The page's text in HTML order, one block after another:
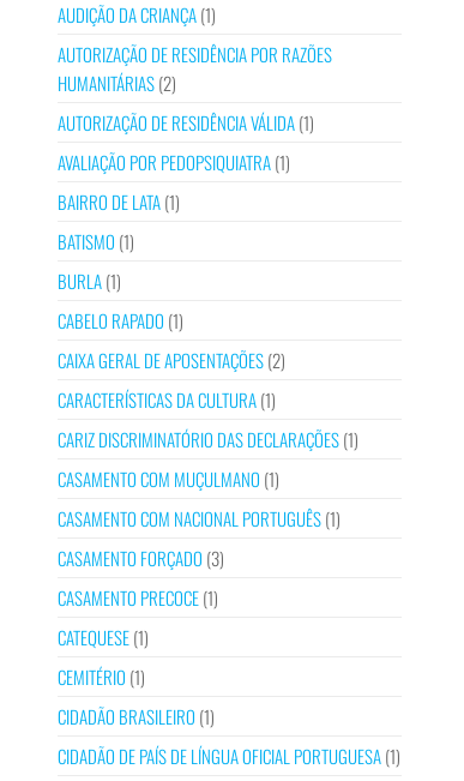
AUDIÇÃO DA CRIANÇA(1)
AUTORIZAÇÃO DE RESIDÊNCIA POR RAZÕES
HUMANITÁRIAS(2)
AUTORIZAÇÃO DE RESIDÊNCIA VÁLIDA(1)
AVALIAÇÃO POR PEDOPSIQUIATRA(1)
BAIRRO DE LATA(1)
BATISMO (1)
BURLA(1)
CABELO RAPADO (1)
CAIXA GERAL DE APOSENTAÇÕES(2)
CARACTERÍSTICAS DA CULTURA(1)
CARIZ DISCRIMINATÓRIO DAS DECLARAÇÕES(1)
CASAMENTO COM MUÇULMANO (1)
CASAMENTO COM NACIONAL PORTUGUÊS(1)
CASAMENTO FORÇADO (3)
CASAMENTO PRECOCE(1)
CATEQUESE(1)
CEMITÉRIO (1)
CIDADÃO BRASILEIRO (1)
CIDADÃO DE PAÍS DE LÍNGUA OFICIAL PORTUGUESA(1)